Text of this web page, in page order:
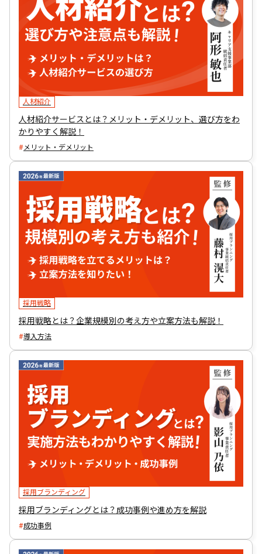
人材紹介
人材紹介サービスとは？メリット・デメリット、選び方をわ
かりやすく解説！
メリット・デメリット
採用戦略
採用戦略とは？企業規模別の考え方や立案方法も解説！
導入方法
採用ブランディング
採用ブランディングとは？成功事例や進め方を解説
成功事例